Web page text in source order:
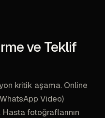
ve Teklif
kritik aşama. Online
Video)
Hasta fotoğraflarının